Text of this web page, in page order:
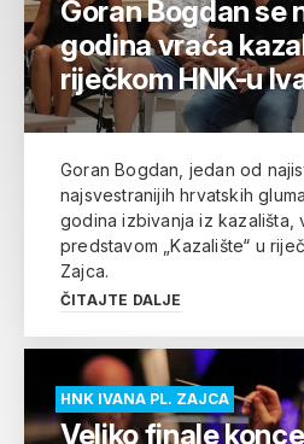
Goran Bogdan se
godina vraća
riječkom HNK-u
Goran Bogdan, jedan od
najsvestranijih hrvatskih
godina izbivanja iz kazališta,
predstavom „Kazalište“ u
Zajca.
ČITAJTE DALJE
HNK IVANA PL. ZAJCA
Veliko finale